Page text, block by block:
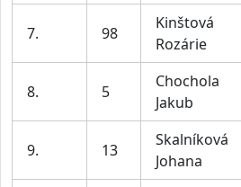
7. 98
Kinštová
Rozárie
8. 5
Chochola
Jakub
9. 13
Skalníková
Johana